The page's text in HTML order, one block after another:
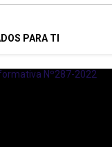
PARA TI